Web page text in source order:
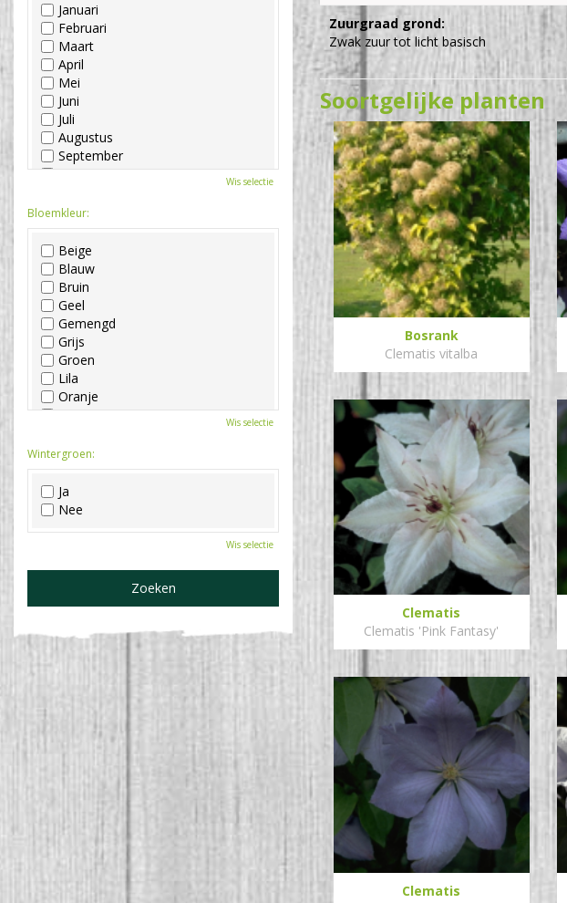
Zuurgraad grond:
Zwak zuur tot licht basisch
Soortgelijke planten
Bosrank
Clematis vitalba
Clematis
Clematis 'Pink Fantasy'
Clematis
Januari
Februari
Maart
April
Mei
Juni
Juli
Augustus
September
Oktober
December
Wis selectie
Bloemkleur:
Beige
Blauw
Bruin
Geel
Gemengd
Grijs
Groen
Lila
Oranje
Paars
Roze
Wit
Zwart
Wis selectie
Wintergroen:
Ja
Nee
Wis selectie